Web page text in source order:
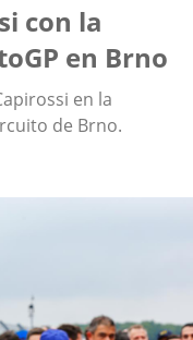
con la
en Brno
en la
de Brno.